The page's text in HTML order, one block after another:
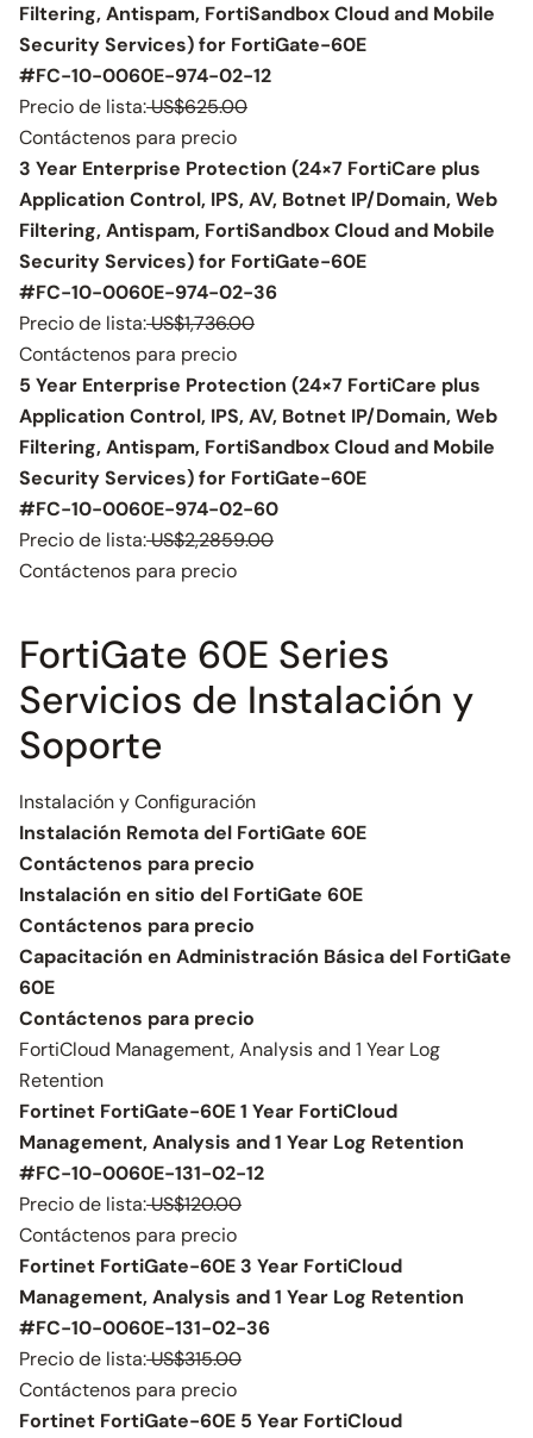
Filtering, Antispam, FortiSandbox Cloud and Mobile
Security Services) for FortiGate-60E
#FC-10-0060E-974-02-12
Precio de lista:US$625.00
Contáctenos para precio
3 Year Enterprise Protection (24×7 FortiCare plus
Application Control, IPS, AV, Botnet IP/Domain, Web
Filtering, Antispam, FortiSandbox Cloud and Mobile
Security Services) for FortiGate-60E
#FC-10-0060E-974-02-36
Precio de lista:US$1,736.00
Contáctenos para precio
5 Year Enterprise Protection (24×7 FortiCare plus
Application Control, IPS, AV, Botnet IP/Domain, Web
Filtering, Antispam, FortiSandbox Cloud and Mobile
Security Services) for FortiGate-60E
#FC-10-0060E-974-02-60
Precio de lista:US$2,2859.00
Contáctenos para precio
FortiGate 60E Series
Servicios de Instalación y
Soporte
Instalación y Configuración
Instalación Remota del FortiGate 60E
Contáctenos para precio
Instalación en sitio del FortiGate 60E
Contáctenos para precio
Capacitación en Administración Básica del FortiGate
60E
Contáctenos para precio
FortiCloud Management, Analysis and 1 Year Log
Retention
Fortinet FortiGate-60E 1 Year FortiCloud
Management, Analysis and 1 Year Log Retention
#FC-10-0060E-131-02-12
Precio de lista:US$120.00
Contáctenos para precio
Fortinet FortiGate-60E 3 Year FortiCloud
Management, Analysis and 1 Year Log Retention
#FC-10-0060E-131-02-36
Precio de lista:US$315.00
Contáctenos para precio
Fortinet FortiGate-60E 5 Year FortiCloud